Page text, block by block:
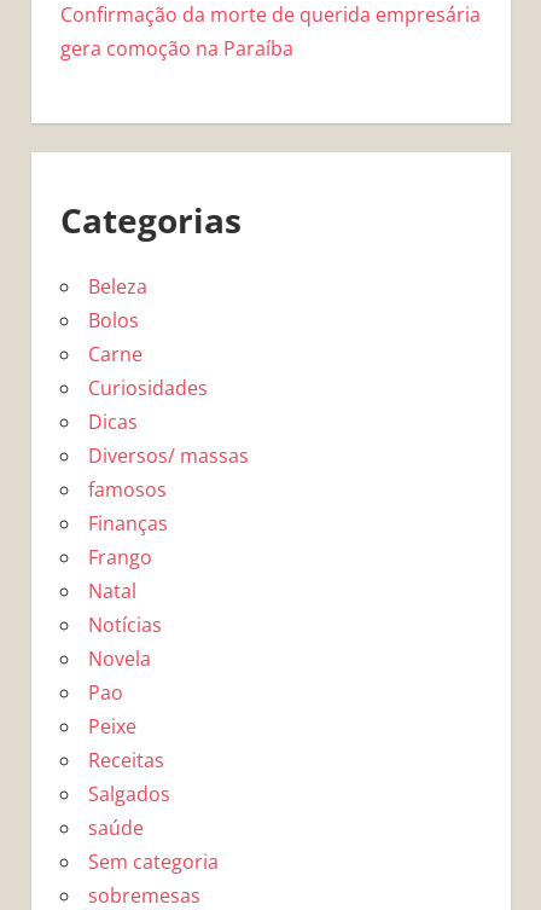
Confirmação da morte de querida empresária
gera comoção na Paraíba
Categorias
Beleza
Bolos
Carne
Curiosidades
Dicas
Diversos/ massas
famosos
Finanças
Frango
Natal
Notícias
Novela
Pao
Peixe
Receitas
Salgados
saúde
Sem categoria
sobremesas